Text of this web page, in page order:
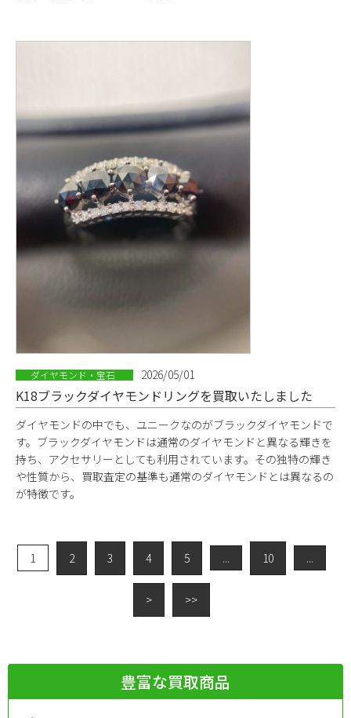
ダイヤモンド・宝石 2026/05/01
K18ブラックダイヤモンドリングを買取いたしました
ダイヤモンドの中でも、ユニークなのがブラックダイヤモンドで
す。ブラックダイヤモンドは通常のダイヤモンドと異なる輝きを
持ち、アクセサリーとしても利用されています。その独特の輝き
や性質から、買取査定の基準も通常のダイヤモンドとは異なるの
が特徴です。
1 2 3 4 5 ... 10 ...
> >>
豊富な買取商品